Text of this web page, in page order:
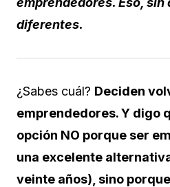
diferentes.
¿Sabes cuál? Deciden
emprendedores. Y digo
opción NO porque ser
una excelente
veinte años), sino